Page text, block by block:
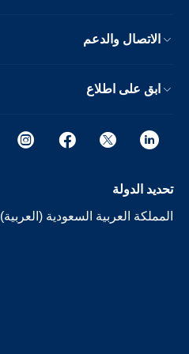
الاتصال والدعم
ابق على اطلاع
تحديد الدولة
المملكة العربية السعودية (العربية)